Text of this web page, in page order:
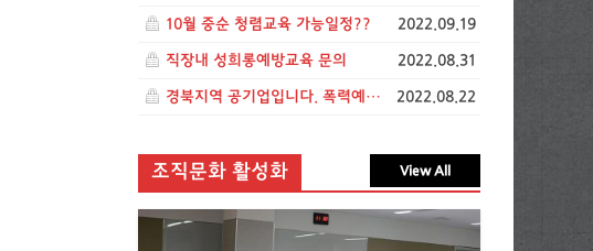
10월 중순 청렴교육 가능일정?? 2022.09.19
직장내 성희롱예방교육 문의 2022.08.31
경북지역 공기업입니다. 폭력예방교육 관련 문의드립니다. 2022.08.22
조직문화 활성화 View All